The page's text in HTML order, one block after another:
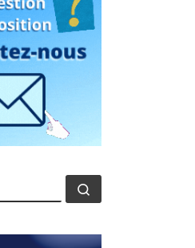
RECHERCHER